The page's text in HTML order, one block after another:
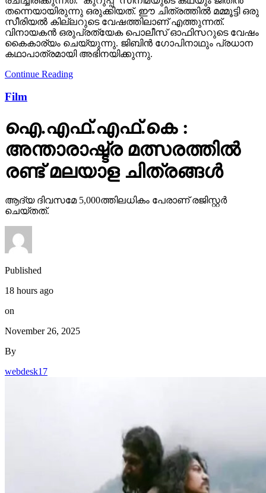
തന്നെയായിരുന്നു ഒരുക്കിയത്. ഈ ചിത്രത്തില്‍ മമ്മൂട്ടി ഒരു
സീരിയല്‍ കില്ലറുടെ വേഷത്തിലാണ് എത്തുന്നത്.
വിനായകന്‍ ഒരുപ്രത്യേക പൊലീസ് ഓഫിസറുടെ വേഷം
കൈകാര്യം ചെയ്യുന്നു. ജിബിന്‍ ഗോപിനാഥും പ്രധാന
കഥാപാത്രമായി അഭിനയിക്കുന്നു.
Continue Reading
Film
ഐ.എഫ്.എഫ്.കെ :
അന്താരാഷ്ട്ര മത്സരത്തില്‍
രണ്ട് മലയാള ചിത്രങ്ങള്‍
ആദ്യ ദിവസമേ 5,000ത്തിലധികം പേരാണ് രജിസ്റ്റര്‍
ചെയ്തത്.
Published
18 hours ago
on
November 26, 2025
By
webdesk17